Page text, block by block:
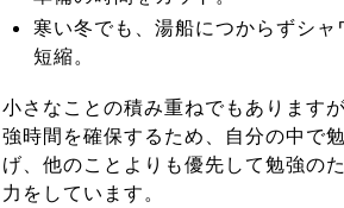
寒い冬でも、湯船につからずシャ
短縮。
小さなことの積み重ねでもあります
強時間を確保するため、自分の中で
げ、他のことよりも優先して勉強の
力をしています。